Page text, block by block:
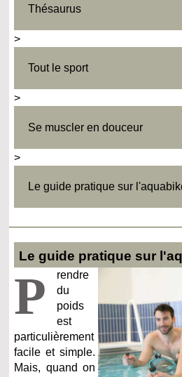
Thésaurus
>
Tout le sport
>
Se muscler en douceur
>
Le guide pratique sur
Le guide pratique sur
P
rendre
du
poids
est
particulièrement
facile et simple.
Mais, quand on